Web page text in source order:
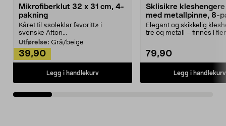
Mikrofiberklut 32 x 31 cm, 4-
pakning
Kåret til «soleklar favoritt» i
svenske Afton...
Utførelse: Grå/beige
39,90
Legg i handlekurv
Sklisikre
med metallpinne, 8-
Elegant og skikkelig
tre og metall – finnes i
79,90
Legg i handlekurv